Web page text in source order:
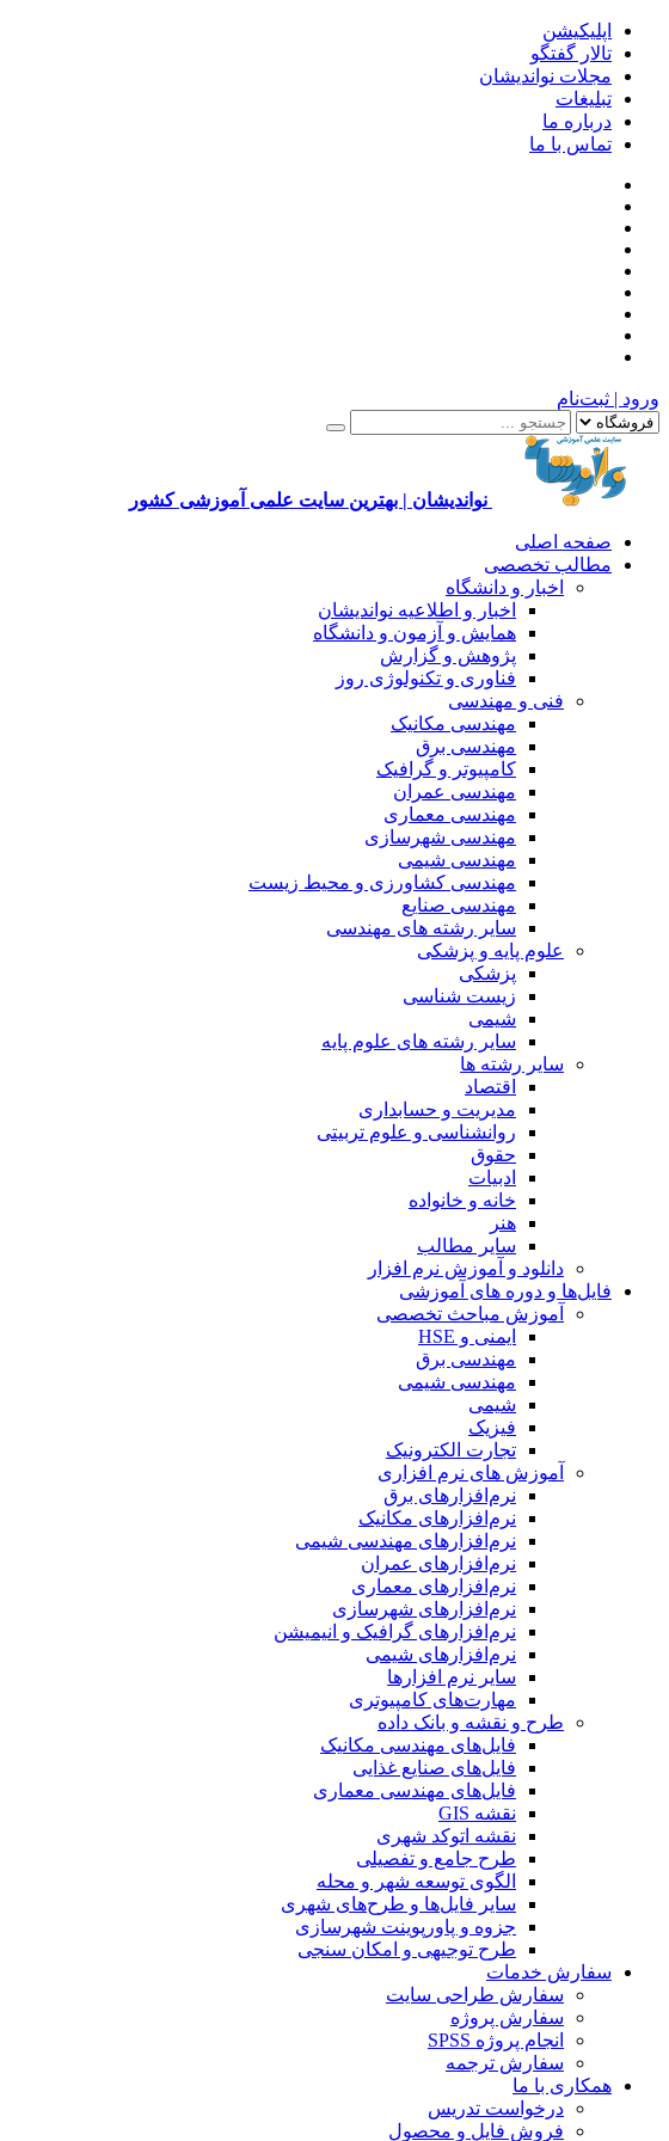
اپلیکیشن
تالار گفتگو
مجلات نواندیشان
تبلیغات
درباره ما
تماس با ما
ورود | ثبت‌نام
نواندیشان | بهترین سایت علمی آموزشی کشور
صفحه اصلی
مطالب تخصصی
اخبار و دانشگاه
اخبار و اطلاعیه نواندیشان
همایش و آزمون و دانشگاه
پژوهش و گزارش
فناوری و تکنولوژی روز
فنی و مهندسی
مهندسی مکانیک
مهندسی برق
کامپیوتر و گرافیک
مهندسی عمران
مهندسی معماری
مهندسی شهرسازی
مهندسی شیمی
مهندسی کشاورزی و محیط زیست
مهندسی صنایع
سایر رشته های مهندسی
علوم پایه و پزشکی
پزشکی
زیست شناسی
شیمی
سایر رشته های علوم پایه
سایر رشته ها
اقتصاد
مدیریت و حسابداری
روانشناسی و علوم تربیتی
حقوق
ادبیات
خانه و خانواده
هنر
سایر مطالب
دانلود و آموزش نرم افزار
فایل‌ها و دوره های آموزشی
آموزش مباحث تخصصی
ایمنی و HSE
مهندسی برق
مهندسی شیمی
شیمی
فیزیک
تجارت الکترونیک
آموزش های نرم افزاری
نرم‌افزارهای برق
نرم‌افزارهای مکانیک
نرم‌افزارهای مهندسی شیمی
نرم‌افزارهای عمران
نرم‌افزارهای معماری
نرم‌افزارهای شهرسازی
نرم‌افزارهای گرافیک و انیمیشن
نرم‌افزارهای شیمی
سایر نرم افزارها
مهارت‌های کامپیوتری
طرح و نقشه و بانک داده
فایل‌های مهندسی مکانیک
فایل‌های صنایع غذایی
فایل‌های مهندسی معماری
نقشه GIS
نقشه اتوکد شهری
طرح جامع و تفصیلی
الگوی توسعه شهر و محله
سایر فایل‌ها و طرح‌های شهری
جزوه و پاورپوینت شهرسازی
طرح توجیهی و امکان سنجی
سفارش خدمات
سفارش طراحی سایت
سفارش پروژه
انجام پروژه SPSS
سفارش ترجمه
همکاری با ما
درخواست تدریس
فروش فایل و محصول